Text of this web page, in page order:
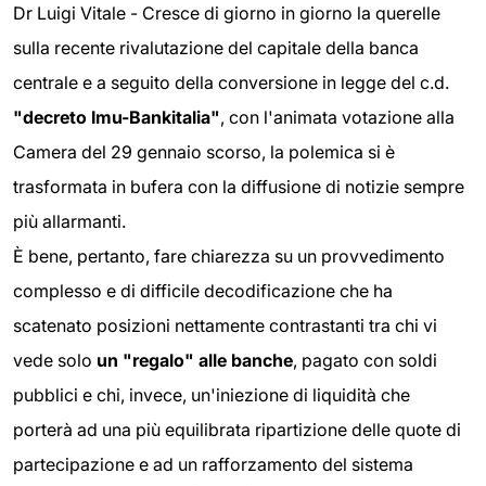
Dr Luigi Vitale - Cresce di giorno in giorno la querelle
sulla recente rivalutazione del capitale della banca
centrale e a seguito della conversione in legge del c.d.
"decreto Imu-Bankitalia", con l'animata votazione alla
Camera del 29 gennaio scorso, la polemica si è
trasformata in bufera con la diffusione di notizie sempre
più allarmanti.
È bene, pertanto, fare chiarezza su un provvedimento
complesso e di difficile decodificazione che ha
scatenato posizioni nettamente contrastanti tra chi vi
vede solo un "regalo" alle banche, pagato con soldi
pubblici e chi, invece, un'iniezione di liquidità che
porterà ad una più equilibrata ripartizione delle quote di
partecipazione e ad un rafforzamento del sistema